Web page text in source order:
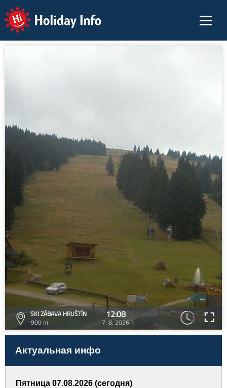
Holiday Info
SKI ZÁBAVA HRUŠTÍN
900 m
12:08
7. 8. 2026
Актуальная инфо
Пятница 07.08.2026 (сегодня)